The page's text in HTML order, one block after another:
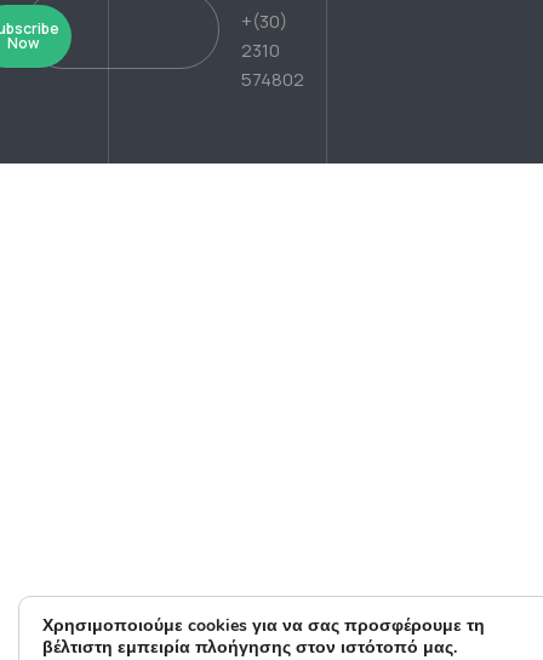
Now
+(30)
2310
574802
Χρησιμοποιούμε cookies για να σας προσφέρουμε τη
βέλτιστη εμπειρία πλοήγησης στον ιστότοπό μας.